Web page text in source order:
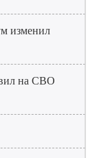
изменил
на СВО